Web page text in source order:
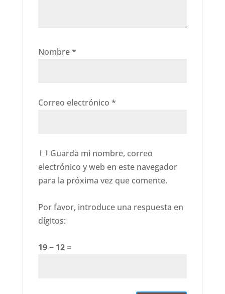
Nombre*
Correo electrónico *
Guarda mi nombre, correo
electrónico y web en este navegador
para la próxima vez que comente.
Por favor, introduce una respuesta en
dígitos:
19 − 12 =